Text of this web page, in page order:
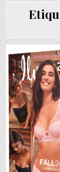
Posted
in